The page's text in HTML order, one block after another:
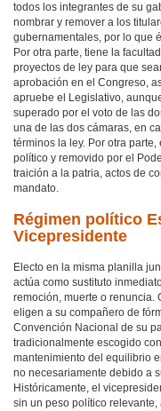
todos los integrantes de su
nombrar y remover a los
gubernamentales, por lo que
Por otra parte, tiene la
proyectos de ley para que
aprobación en el Congreso,
apruebe el Legislativo,
superado por el voto de las
una de las dos cámaras, en
términos la ley. Por otra
político y removido por el
traición a la patria, actos de
mandato.
Régimen político
Vicepresidente
Electo en la misma planilla
actúa como sustituto
remoción, muerte o renuncia.
eligen a su compañero de
Convención Nacional de su
tradicionalmente escogido
mantenimiento del equilibrio
no necesariamente debido a
Históricamente, el
sin un peso político